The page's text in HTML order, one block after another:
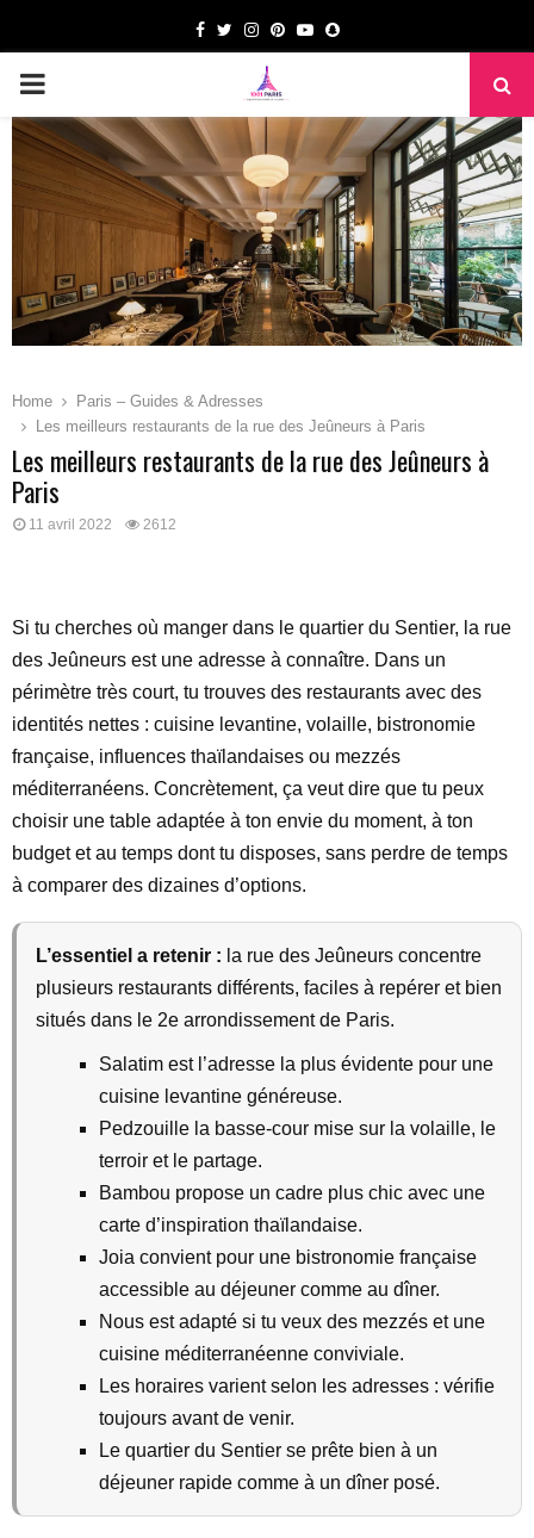
Facebook
TwitterInstagram
PinterestYoutubeSnapchat
PRIMARY
MENU
Home
Paris – Guides & Adresses
Les meilleurs restaurants de la rue des Jeûneurs à Paris
Les meilleurs restaurants de la rue des Jeûneurs à
Paris
11 avril 2022 2612
Si tu cherches où manger dans le quartier du Sentier, la rue
des Jeûneurs est une adresse à connaître. Dans un
périmètre très court, tu trouves des restaurants avec des
identités nettes : cuisine levantine, volaille, bistronomie
française, influences thaïlandaises ou mezzés
méditerranéens. Concrètement, ça veut dire que tu peux
choisir une table adaptée à ton envie du moment, à ton
budget et au temps dont tu disposes, sans perdre de temps
à comparer des dizaines d’options.
L’essentiel a retenir : la rue des Jeûneurs concentre
plusieurs restaurants différents, faciles à repérer et bien
situés dans le 2e arrondissement de Paris.
Salatim est l’adresse la plus évidente pour une
cuisine levantine généreuse.
Pedzouille la basse-cour mise sur la volaille, le
terroir et le partage.
Bambou propose un cadre plus chic avec une
carte d’inspiration thaïlandaise.
Joia convient pour une bistronomie française
accessible au déjeuner comme au dîner.
Nous est adapté si tu veux des mezzés et une
cuisine méditerranéenne conviviale.
Les horaires varient selon les adresses : vérifie
toujours avant de venir.
Le quartier du Sentier se prête bien à un
déjeuner rapide comme à un dîner posé.